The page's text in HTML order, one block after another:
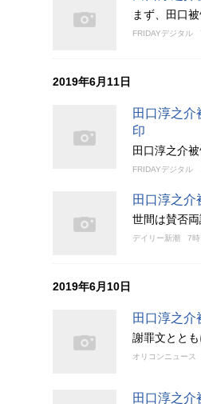
まず、田口
FRIDAYデジタル
2019年6月11日
田口淳之介
印
田口淳之介
FRIDAYデジタル
田口淳之介
世間は賛否
デイリー新潮 7
2019年6月10日
田口淳之介
謝罪文とと
オリコンニュース
田口淳之介